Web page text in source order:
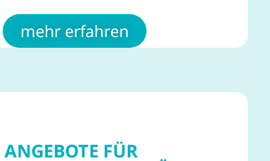
mehr erfahren
ANGEBOTE FÜR